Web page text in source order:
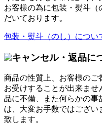
お客様の為に包装・熨斗（
だいております。
包装・熨斗（のし）につ
キャンセル・返品に
商品の性質上、お客様のご
お受けすることが出来ま
品に不備、また何らかの事
は、大変お手数ではござ
致します。